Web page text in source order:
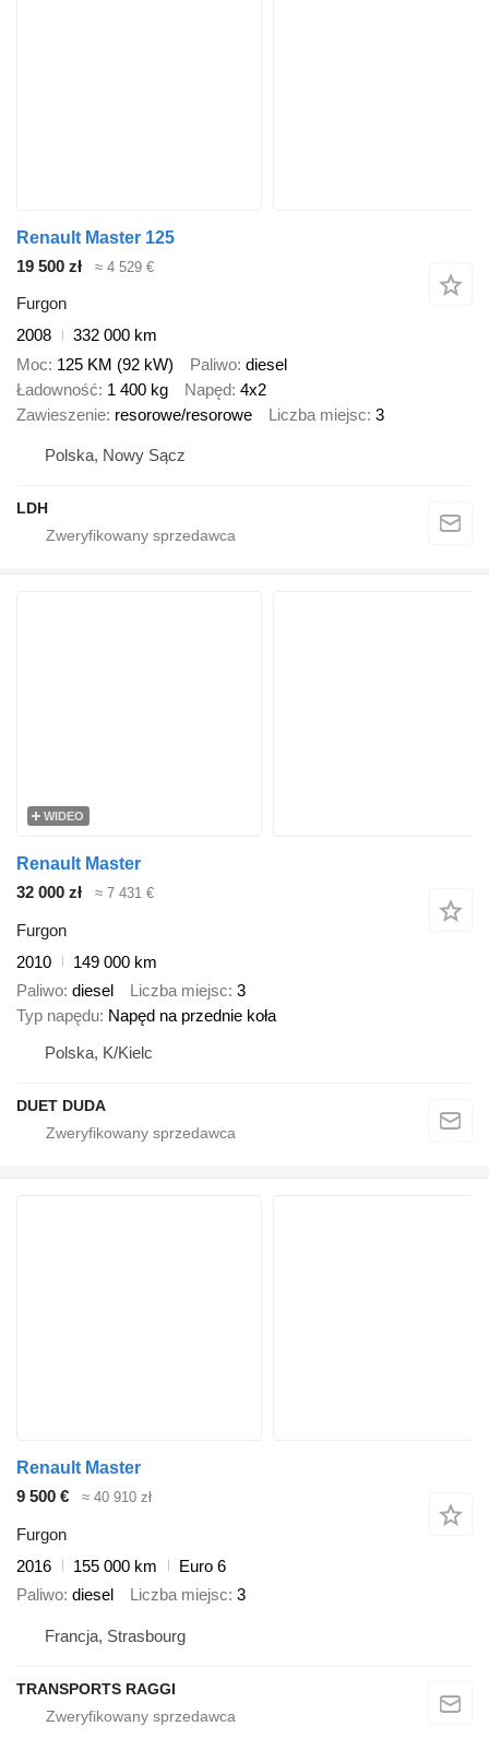
Renault Master 125
19 500 zł
≈ 4 529 €
Furgon
2008
332 000 km
Moc 125 KM (92 kW) Paliwo diesel
Ładowność 1 400 kg Napęd 4x2
Zawieszenie resorowe/resorowe Liczba miejsc 3
Polska, Nowy Sącz
LDH
WIDEO
Renault Master
32 000 zł
≈ 7 431 €
Furgon
2010
149 000 km
Paliwo diesel Liczba miejsc 3
Typ napędu Napęd na przednie koła
Polska, K/Kielc
DUET DUDA
Renault Master
9 500 €
≈ 40 910 zł
Furgon
2016
155 000 km
Euro 6
Paliwo diesel Liczba miejsc 3
Francja, Strasbourg
TRANSPORTS RAGGI